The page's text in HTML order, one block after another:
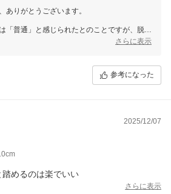
ありがとうございます。
「普通」と感じられたとのことですが、脱ぎ
夫さ、そしてフルタイム勤務での脚の負担軽
さらに表示
参考になった
2025/12/07
めるのは楽でいい
さらに表示